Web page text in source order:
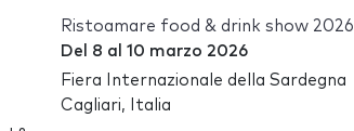
Ristoamare food & drink show 2026
Del 8 al 10 marzo 2026
Fiera Internazionale della Sardegna
Cagliari, Italia